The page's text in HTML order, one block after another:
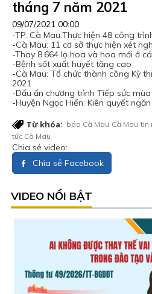
tháng 7 năm 2021
09/07/2021 00:00
-TP. Cà Mau:Thực hiện 48 công
-Cà Mau: 11 cơ sở thực hiện xét
-Thay 8.664 lọ hoa và hoa mới ở
-Bệnh sốt xuất huyết tăng cao
-Cà Mau: Tổ chức thành công Kỳ
2021
-Dấu ấn chương trình Tiếp sức
-Huyện Ngọc Hiển: Kiên quyết
Từ khóa: báo Cà Mau Cà Mau tin
tức Cà Mau
Chia sẻ video:
Chia sẻ Facebook
VIDEO NỔI BẬT